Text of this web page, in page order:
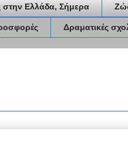
στην Ελλάδα, Σήμερα
Δραματικές